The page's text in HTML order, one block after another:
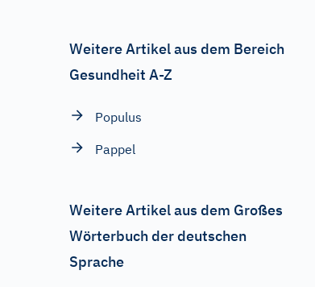
Weitere Artikel aus dem Bereich
Gesundheit A-Z
Populus
Pappel
Weitere Artikel aus dem Großes
Wörterbuch der deutschen
Sprache